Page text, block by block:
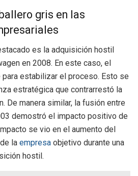
gris en las
es la adquisición hostil
en 2008. En este caso, el
estabilizar el proceso. Esto se
estratégica que contrarrestó la
De manera similar, la fusión entre
demostró el impacto positivo de
se vio en el aumento del
la empresa objetivo durante una
hostil.